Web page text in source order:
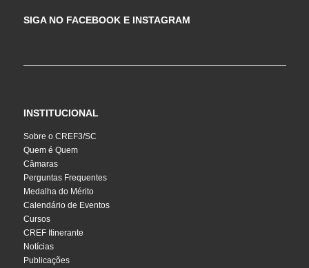
SIGA NO FACEBOOK E INSTAGRAM
INSTITUCIONAL
Sobre o CREF3/SC
Quem é Quem
Câmaras
Perguntas Frequentes
Medalha do Mérito
Calendário de Eventos
Cursos
CREF Itinerante
Notícias
Publicações